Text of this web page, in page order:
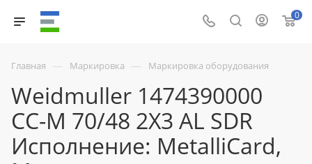
0
Главная — Маркировка — Маркировка оборудования
Weidmuller 1474390000
CC-M 70/48 2X3 AL SDR
Исполнение: MetalliCard,